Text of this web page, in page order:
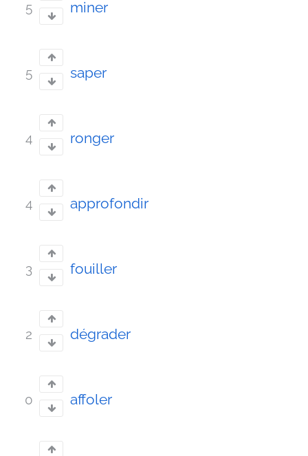
5 miner
5 saper
4 ronger
4 approfondir
3 fouiller
2 dégrader
0 affoler